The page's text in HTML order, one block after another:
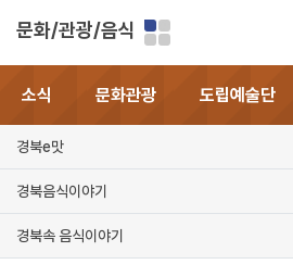
문화/관광/음식
소식 문화관광 도립예술단
경북e맛
경북음식이야기
경북속 음식이야기